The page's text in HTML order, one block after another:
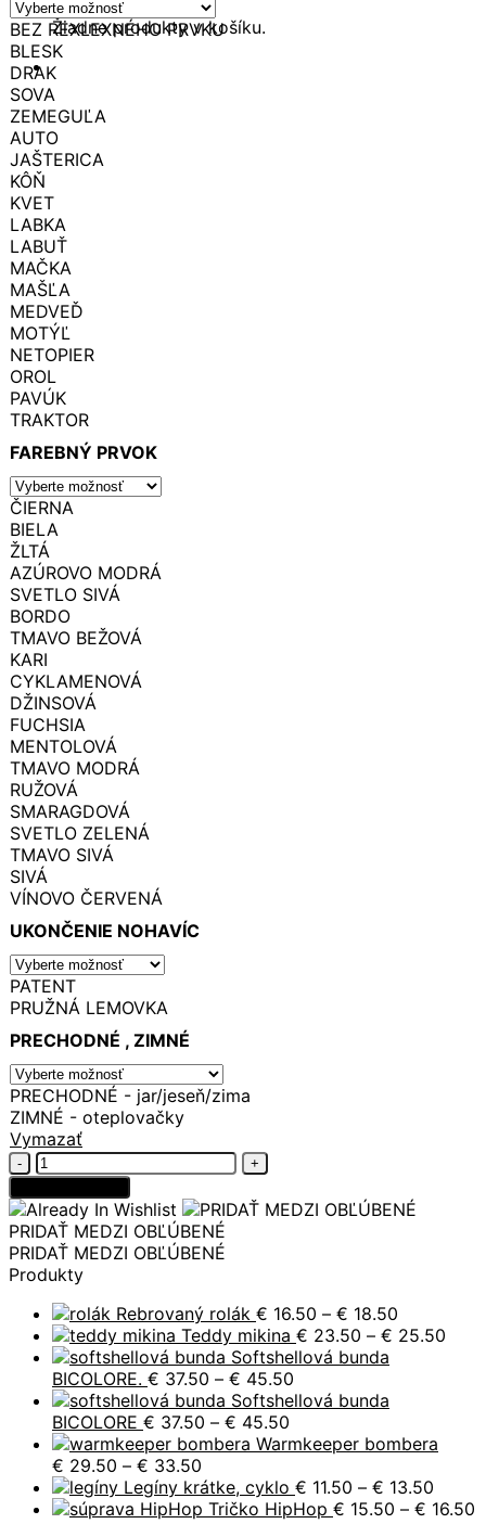
Žiadne produkty v košíku.
BEZ REXLEXNÉHO PRVKU
BLESK
DRAK
SOVA
ZEMEGUĽA
AUTO
JAŠTERICA
KÔŇ
KVET
LABKA
LABUŤ
MAČKA
MAŠĽA
MEDVEĎ
MOTÝĽ
NETOPIER
OROL
PAVÚK
TRAKTOR
FAREBNÝ PRVOK
ČIERNA
BIELA
ŽLTÁ
AZÚROVO MODRÁ
SVETLO SIVÁ
BORDO
TMAVO BEŽOVÁ
KARI
CYKLAMENOVÁ
DŽINSOVÁ
FUCHSIA
MENTOLOVÁ
TMAVO MODRÁ
RUŽOVÁ
SMARAGDOVÁ
SVETLO ZELENÁ
TMAVO SIVÁ
SIVÁ
VÍNOVO ČERVENÁ
UKONČENIE NOHAVÍC
PATENT
PRUŽNÁ LEMOVKA
PRECHODNÉ , ZIMNÉ
PRECHODNÉ - jar/jeseň/zima
ZIMNÉ - oteplovačky
Vymazať
množstvo
Softshellové
nohavice
SVETLO
ZELENÉ
PRIDAŤ MEDZI OBĽÚBENÉ
PRIDAŤ MEDZI OBĽÚBENÉ
Produkty
Rebrovaný rolák € 16.50 – € 18.50
range:
Teddy mikina € 23.50 – € 25.50
Softshellová bunda
BICOLORE. € 37.50 – € 45.50
range:
through
Softshellová bunda
BICOLORE € 37.50 – € 45.50
range:
through
€ 45.50
Warmkeeper bombera
€ 29.50 – € 33.50
range:
€ 29.50
Legíny krátke, cyklo € 11.50 – € 13.50
range:
Tričko HipHop € 15.50 – € 16.50